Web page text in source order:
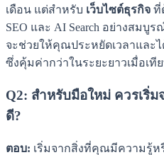
เดือน แต่สำหรับ เว็บไซต์ธุรกิจ ที่
SEO และ AI Search อย่างสมบู
จะช่วยให้คุณประหยัดเวลาและ
ซึ่งคุ้มค่ากว่าในระยะยาวเมื่อเที
Q2: สำหรับมือใหม่ ควรเริ่
ดี?
ตอบ: เริ่มจากสิ่งที่คุณมีความรู้ห